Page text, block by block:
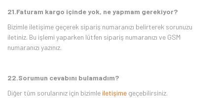
21.Faturam kargo içinde yok, ne yapmam gerekiyor?
Bizimle iletişime geçerek sipariş numaranızı belirterek sorunuzu
iletiniz. Bu işlemi yaparken lütfen sipariş numaranızı ve GSM
numaranızı yazınız.
22.Sorumun cevabını bulamadım?
Diğer tüm sorularınız için bizimle iletişime geçebilirsiniz.